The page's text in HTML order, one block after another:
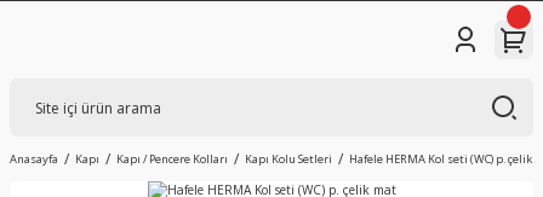
Anasayfa Kapı Kapı / Pencere Kolları Kapı Kolu Setleri Hafele HERMA Kol seti (WC) p. çelik